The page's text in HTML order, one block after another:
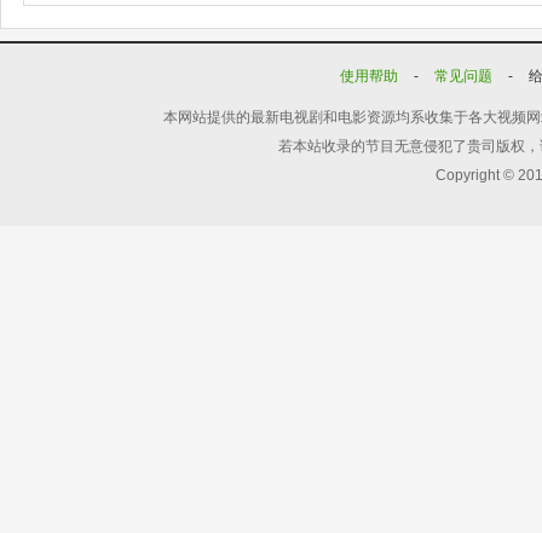
使用帮助 - 常见问题 -
本网站提供的最新电视剧和电影资源均系收集于各大视频
若本站收录的节目无意侵犯了贵司版权
Copyright ©